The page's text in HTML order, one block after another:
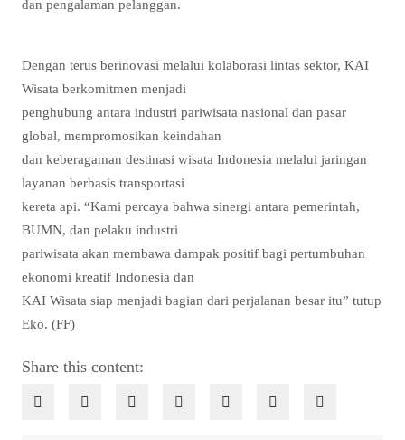
dan pengalaman pelanggan.
Dengan terus berinovasi melalui kolaborasi lintas sektor, KAI
Wisata berkomitmen menjadi
penghubung antara industri pariwisata nasional dan pasar
global, mempromosikan keindahan
dan keberagaman destinasi wisata Indonesia melalui jaringan
layanan berbasis transportasi
kereta api. “Kami percaya bahwa sinergi antara pemerintah,
BUMN, dan pelaku industri
pariwisata akan membawa dampak positif bagi pertumbuhan
ekonomi kreatif Indonesia dan
KAI Wisata siap menjadi bagian dari perjalanan besar itu” tutup
Eko. (FF)
Share this content: